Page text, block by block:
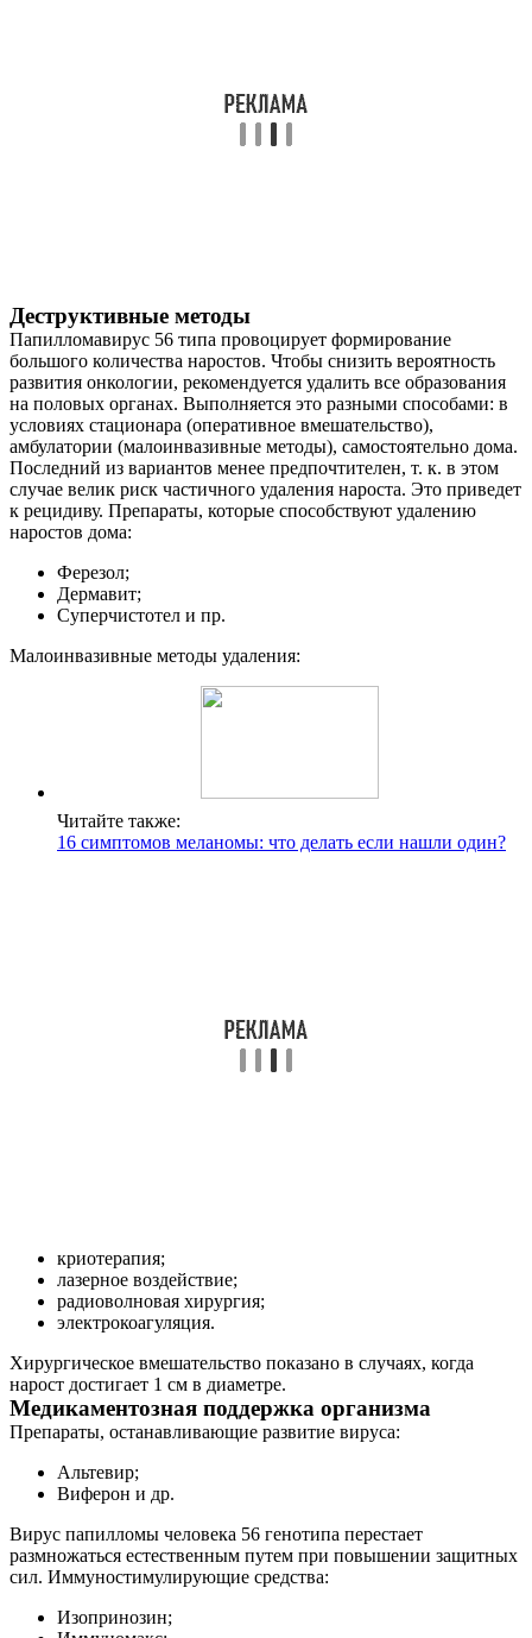
Деструктивные методы
Папилломавирус 56 типа провоцирует формирование
большого количества наростов. Чтобы снизить вероятность
развития онкологии, рекомендуется удалить все образования
на половых органах. Выполняется это разными способами: в
условиях стационара (оперативное вмешательство),
амбулатории (малоинвазивные методы), самостоятельно дома.
Последний из вариантов менее предпочтителен, т. к. в этом
случае велик риск частичного удаления нароста. Это приведет
к рецидиву. Препараты, которые способствуют удалению
наростов дома:
Ферезол;
Дермавит;
Суперчистотел и пр.
Малоинвазивные методы удаления:
Читайте также:
16 симптомов меланомы: что делать если нашли один?
криотерапия;
лазерное воздействие;
радиоволновая хирургия;
электрокоагуляция.
Хирургическое вмешательство показано в случаях, когда
нарост достигает 1 см в диаметре.
Медикаментозная поддержка организма
Препараты, останавливающие развитие вируса:
Альтевир;
Виферон и др.
Вирус папилломы человека 56 генотипа перестает
размножаться естественным путем при повышении защитных
сил. Иммуностимулирующие средства:
Изопринозин;